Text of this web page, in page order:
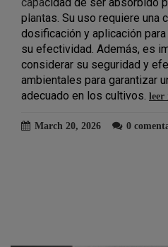
leer más
February 26, 2026 0